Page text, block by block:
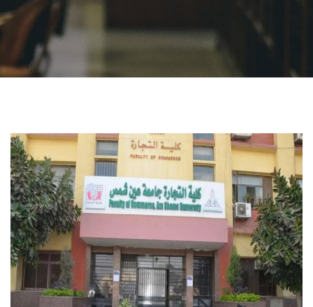
المراكز والوحدات
الأنظمة الذكية
الطلاب
هيئة التدريس
الدراسات العليا
الخريجين